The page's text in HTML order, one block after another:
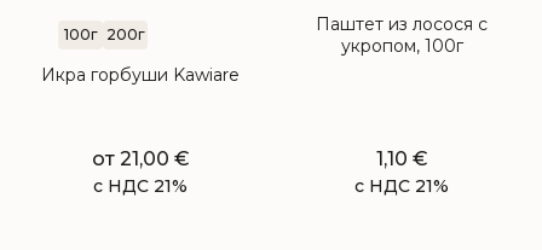
100г 200г
Икра горбуши Kawiare
от 21,00 €
с НДС 21%
Паштет из лосося с
укропом, 100г
1,10 €
с НДС 21%